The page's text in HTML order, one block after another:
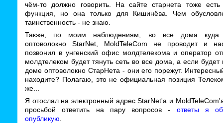
чём-то должно говорить. На сайте старнета тоже есть
функция, но она только для Кишинёва. Чем
таинственность - не знаю.
Также, по моим наблюдениям, во все дома куда
оптоволокно StarNet, MoldTeleCom не проводит и
позвонил в унгенский офис молдтелекома и оператор
молдтелеком будет тянуть сеть во все дома, а если будет
доме оптоволокно СтарНета - они его порежут.
находите? Полагаю, это не официальная позиция
же...
Я отослал на электронный адрес StarNet'а и
просьбой ответить на пару вопросов - ответы я
опубликую